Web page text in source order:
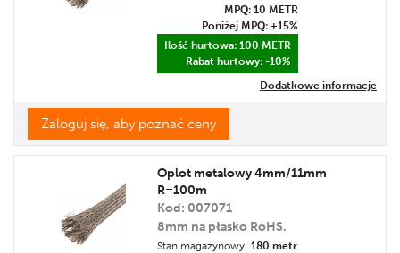
MPQ: 10 METR
Poniżej MPQ: +15%
Ilość hurtowa: 100 METR
Rabat hurtowy: -10%
Dodatkowe informacje
Zaloguj się, aby poznać ceny
Oplot metalowy 4mm/11mm
R=100m
Kod: 007071
8mm na płasko RoHS.
Stan magazynowy: 180 metr